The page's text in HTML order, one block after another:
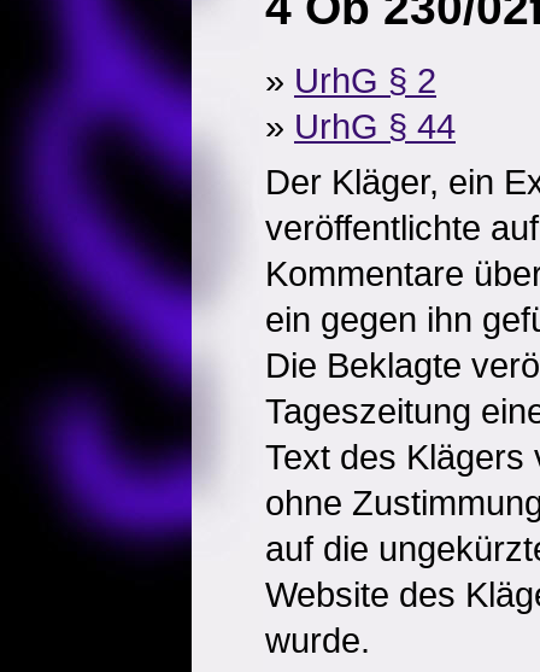
» UrhG § 2
» UrhG § 44
Der Kläger, ein
veröffentlichte
Kommentare
ein gegen ihn
Die Beklagte
Tageszeitung
Text des Klägers
ohne
auf die
Website des
wurde.